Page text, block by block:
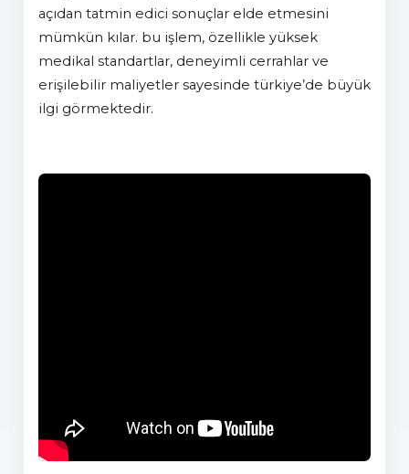
açıdan tatmin edici sonuçlar elde etmesini
mümkün kılar. bu işlem, özellikle yüksek
medikal standartlar, deneyimli cerrahlar ve
erişilebilir maliyetler sayesinde türkiye’de büyük
ilgi görmektedir.